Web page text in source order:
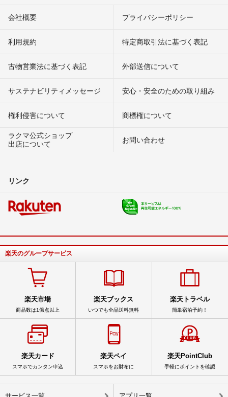
会社概要 プライバシーポリシー
利用規約 特定商取引法に基づく表記
古物営業法に基づく表記 外部送信について
サステナビリティメッセージ 安心・安全のための取り組み
権利侵害について
商標権について
ラクマ公式ショップ
出店について
お問い合わせ
リンク
楽天のグループサービス
楽天市場
商品数は1億点以上
楽天ブックス
いつでも全品送料無料
楽天トラベル
簡単宿泊予約！
楽天カード
スマホでカンタン申込
楽天ペイ
スマホをお財布に
楽天PointClub
手軽にポイントを確認